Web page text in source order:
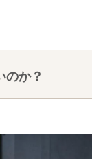
のか？